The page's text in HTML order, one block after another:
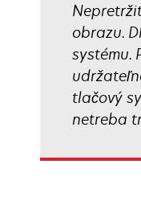
obrazu.
systému.
tlačový
netreba